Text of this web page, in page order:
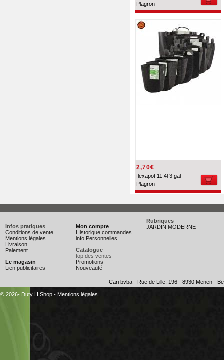
Plagron
2,70€
flexapot 11.4l 3 gal
Plagron
Infos pratiques
Conditions de vente
Mentions légales
Livraison
Paiement
Le magasin
Lien publicitaires
Mon compte
Historique commandes
info Personnelles
Catalogue
top des ventes
Promotions
Nouveauté
Rubriques
JARDIN MODERNE
Cari bvba - Rue de Lille, 196 - 8930 Menen -
© 2026- Duty H Shop - Mentions légales